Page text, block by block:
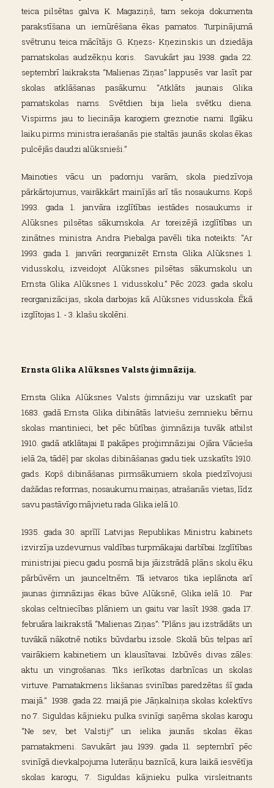
teica pilsētas galva K. Magaziņš, tam sekoja dokumenta
parakstīšana un iemūrēšana ēkas pamatos. Turpinājumā
svētrunu teica mācītājs G. Kņezs- Kņezinskis un dziedāja
pamatskolas audzēkņu koris. Savukārt jau 1938. gada 22.
septembrī laikraksta “Malienas Ziņas” lappusēs var lasīt par
skolas atklāšanas pasākumu: “Atklāts jaunais Glika
pamatskolas nams. Svētdien bija liela svētku diena.
Vispirms jau to liecināja karogiem greznotie nami. Ilgāku
laiku pirms ministra ierašanās pie staltās jaunās skolas ēkas
pulcējās daudzi alūksnieši.”
Mainoties vācu un padomju varām, skola piedzīvoja
pārkārtojumus, vairākkārt mainījās arī tās nosaukums. Kopš
1993. gada 1. janvāra izglītības iestādes nosaukums ir
Alūksnes pilsētas sākumskola. Ar toreizējā izglītības un
zinātnes ministra Andra Piebalga pavēli tika noteikts: “Ar
1993. gada 1. janvāri reorganizēt Ernsta Glika Alūksnes 1.
vidusskolu, izveidojot Alūksnes pilsētas sākumskolu un
Ernsta Glika Alūksnes 1. vidusskolu.” Pēc 2023. gada skolu
reorganizācijas, skola darbojas kā Alūksnes vidusskola. Ēkā
izglītojas 1. - 3. klašu skolēni.
Ernsta Glika Alūksnes Valsts ģimnāzija.
Ernsta Glika Alūksnes Valsts ģimnāziju var uzskatīt par
1683. gadā Ernsta Glika dibinātās latviešu zemnieku bērnu
skolas mantinieci, bet pēc būtības ģimnāzija tuvāk atbilst
1910. gadā atklātajai II pakāpes proģimnāzijai Ojāra Vācieša
ielā 2a, tādēļ par skolas dibināšanas gadu tiek uzskatīts 1910.
gads. Kopš dibināšanas pirmsākumiem skola piedzīvojusi
dažādas reformas, nosaukumu maiņas, atrašanās vietas, līdz
savu pastāvīgo mājvietu rada Glika ielā 10.
1935. gada 30. aprīlī Latvijas Republikas Ministru kabinets
izvirzīja uzdevumus valdības turpmākajai darbībai. Izglītības
ministrijai piecu gadu posmā bija jāizstrādā plāns skolu ēku
pārbūvēm un jaunceltnēm. Tā ietvaros tika ieplānota arī
jaunas ģimnāzijas ēkas būve Alūksnē, Glika ielā 10. Par
skolas celtniecības plāniem un gaitu var lasīt 1938. gada 17.
februāra laikrakstā “Malienas Ziņas”: “Plāns jau izstrādāts un
tuvākā nākotnē notiks būvdarbu izsole. Skolā būs telpas arī
vairākiem kabinetiem un klausītavai. Izbūvēs divas zāles:
aktu un vingrošanas. Tiks ierīkotas darbnīcas un skolas
virtuve. Pamatakmens likšanas svinības paredzētas šī gada
maijā.” 1938. gada 22. maijā pie Jāņkalniņa skolas kolektīvs
no 7. Siguldas kājnieku pulka svinīgi saņēma skolas karogu
“Ne sev, bet Valstij!” un ielika jaunās skolas ēkas
pamatakmeni. Savukārt jau 1939. gada 11. septembrī pēc
svinīgā dievkalpojuma luterāņu baznīcā, kura laikā iesvētīja
skolas karogu, 7. Siguldas kājnieku pulka virsleitnants